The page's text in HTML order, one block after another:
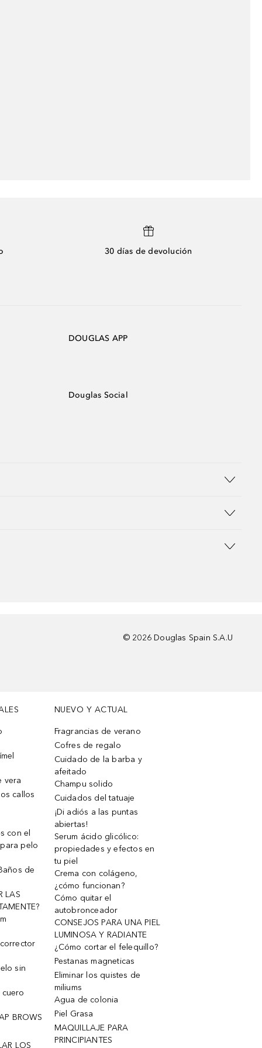
30 días de devolución
DOUGLAS APP
Douglas Social
© 2026 Douglas Spain S.A.U
vera
callos
con el
pelo
de
LAS
sin
cuero
BROWS
LOS
NUEVO Y ACTUAL
Fragrancias de verano
Cofres de regalo
Cuidado de la barba y
afeitado
Champu solido
Cuidados del tatuaje
¡Di adiós a las puntas
abiertas!
Serum ácido glicólico:
propiedades y efectos en
tu piel
Crema con colágeno,
¿cómo funcionan?
Cómo quitar el
autobronceador
CONSEJOS PARA UNA PIEL
LUMINOSA Y RADIANTE
¿Cómo cortar el felequillo?
Pestanas magneticas
Eliminar los quistes de
miliums
Agua de colonia
Piel Grasa
MAQUILLAJE PARA
PRINCIPIANTES